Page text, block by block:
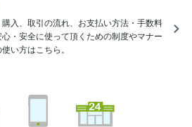
入、取引の流れ、お支払い方法・手数料
・安全に使って頂くための制度やマナー
い方はこちら。